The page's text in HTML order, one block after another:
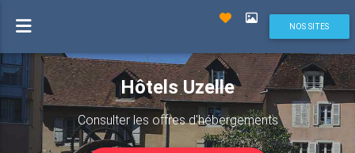
NOS SITES
Hôtels Uzelle
Consulter les offres d'hébergements